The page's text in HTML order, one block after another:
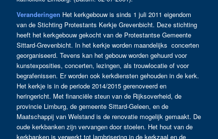
Veranderingen Het kerkgebouw is sinds 1 juli 2011 eigendom
van de Stichting Protestants Kerkje Grevenbicht. Deze stichting
heeft het kerkgebouw gekocht van de Protestantse Gemeente
Sittard-Grevenbicht. In het kerkje worden maandelijks concerten
georganiseerd. Tevens kan het gebouw worden gehuurd voor
kunstexposities, concerten, lezingen, als trouwlocatie of voor
begrafenissen. Er worden ook kerkdiensten gehouden in de kerk.
Het kerkje is in de periode 2014/2015 gerenoveerd en
heringericht. Met financiële steun van de Rijksoverheid, de
provincie Limburg, de gemeente Sittard-Geleen, en de
Maatschappij van Welstand is de renovatie mogelijk gemaakt. De
oude kerkbanken zijn vervangen door stoelen. Het hout van de
kerkbanken is verwerkt tot lambrisering in de kerkzaal en de